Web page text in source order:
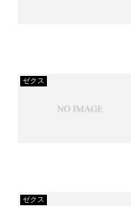
ゼクス
ゼクス